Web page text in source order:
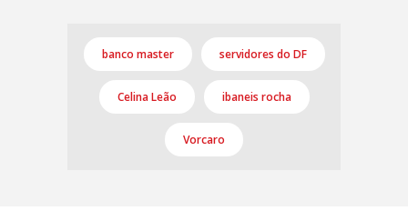
banco master servidores do DF
Celina Leão ibaneis rocha
Vorcaro